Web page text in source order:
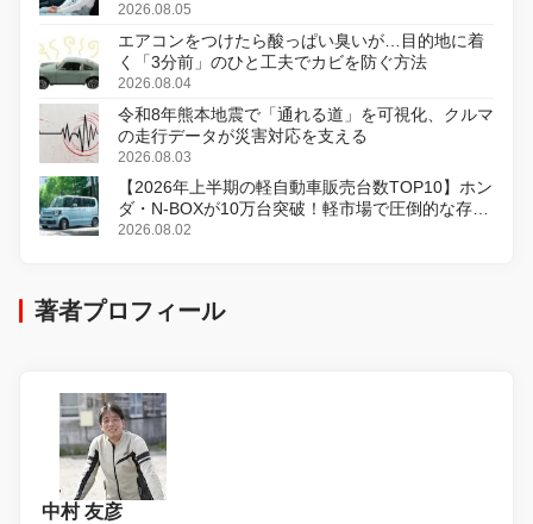
2026.08.05
エアコンをつけたら酸っぱい臭いが…目的地に着
く「3分前」のひと工夫でカビを防ぐ方法
2026.08.04
令和8年熊本地震で「通れる道」を可視化、クルマ
の走行データが災害対応を支える
2026.08.03
【2026年上半期の軽自動車販売台数TOP10】ホン
ダ・N-BOXが10万台突破！軽市場で圧倒的な存在
感
2026.08.02
著者プロフィール
中村 友彦